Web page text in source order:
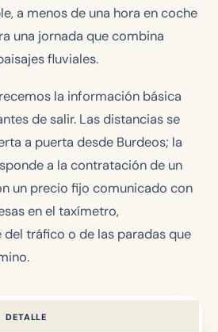
a menos de una hora en coche
una jornada que combina
fluviales.
la información básica
de salir. Las distancias se
a puerta desde Burdeos; la
a la contratación de un
un precio fijo comunicado con
en el taxímetro,
tráfico o de las paradas que
DETALLE